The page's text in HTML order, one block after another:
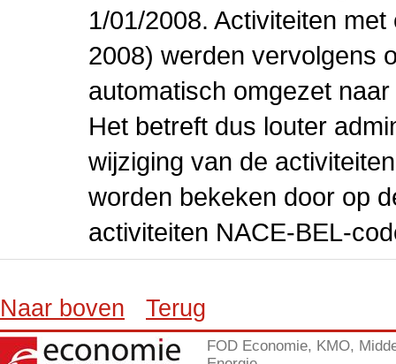
1/01/2008. Activiteiten
2008) werden vervolgens
automatisch omgezet
Het betreft dus louter
wijziging van de
worden bekeken door op
activiteiten NACE-BEL-
Naar boven Terug
FOD Economie, KMO,